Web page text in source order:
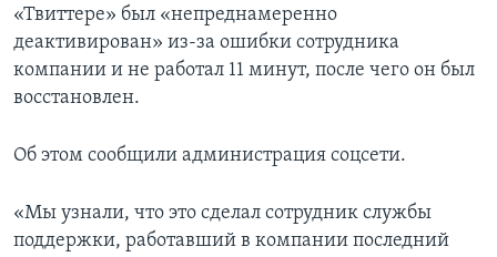
«Твиттере» был «непреднамеренно
деактивирован» из-за ошибки сотрудника
компании и не работал 11 минут, после чего он был
восстановлен.
Об этом сообщили администрация соцсети.
«Мы узнали, что это сделал сотрудник службы
поддержки, работавший в компании последний